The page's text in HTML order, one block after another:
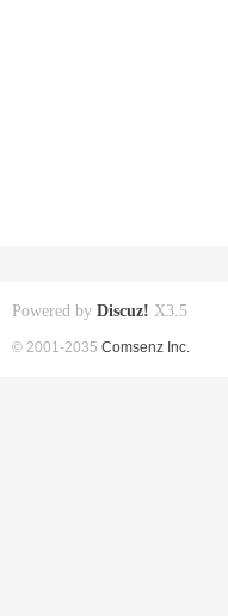
Powered by Discuz! X3.5
© 2001-2035 Comsenz Inc.